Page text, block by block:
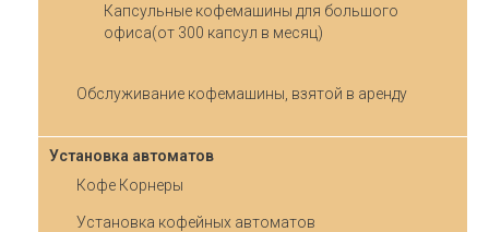
Капсульные кофемашины для большого
офиса(от 300 капсул в месяц)
Обслуживание кофемашины, взятой в аренду
Установка автоматов
Кофе Корнеры
Установка кофейных автоматов